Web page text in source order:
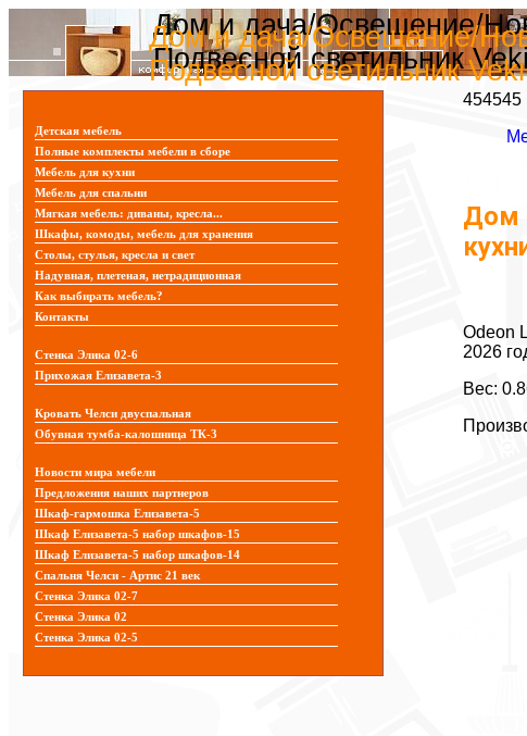
Дом и дача/Освещение/
Подвесной светильник
Дом и дача/Освещение/
Подвесной светильник
454545
Дом
Odeon
2026
Вес:
Детская мебель
Полные комплекты мебели в сборе
Мебель для кухни
Мебель для спальни
Мягкая мебель: диваны, кресла...
Шкафы, комоды, мебель для хранения
Столы, стулья, кресла и свет
Надувная, плетеная, нетрадиционная
Как выбирать мебель?
Контакты
Стенка Элика 02-6
Прихожая Елизавета-3
Кровать Челси двуспальная
Обувная тумба-калошница ТК-3
Новости мира мебели
Предложения наших партнеров
Шкаф-гармошка Елизавета-5
Шкаф Елизавета-5 набор шкафов-15
Шкаф Елизавета-5 набор шкафов-14
Спальня Челси - Артис 21 век
Стенка Элика 02-7
Стенка Элика 02
Стенка Элика 02-5